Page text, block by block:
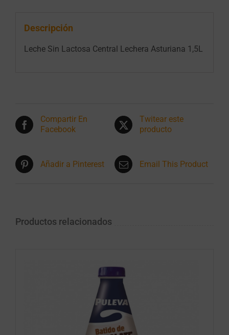
Descripción
Leche Sin Lactosa Central Lechera Asturiana 1,5L
Compartir En
Facebook
Twitear este
producto
Añadir a Pinterest Email This Product
Productos relacionados